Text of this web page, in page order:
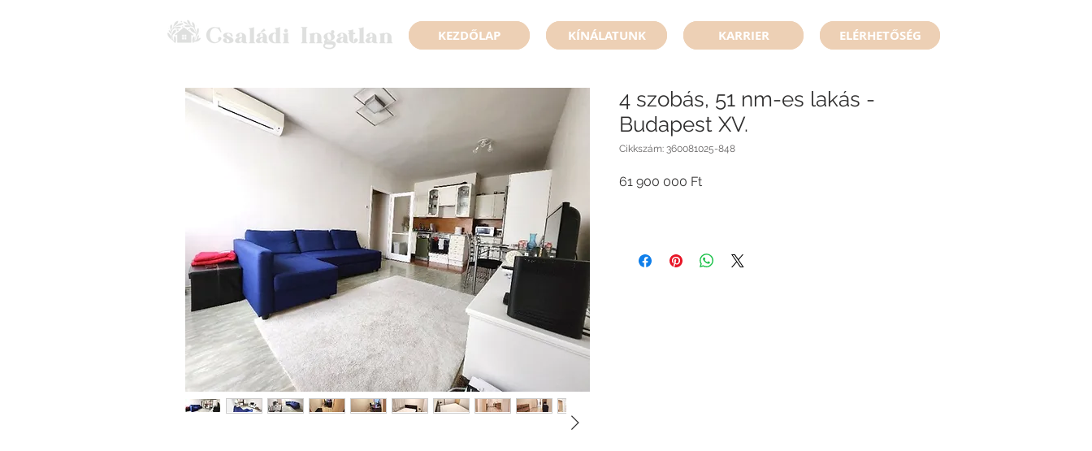
KEZDŐLAP KÍNÁLATUNK KARRIER ELÉRHETŐSÉG
4 szobás, 51 nm-es lakás -
Budapest XV.
Cikkszám: 360081025-848
61 900 000 FtÁr